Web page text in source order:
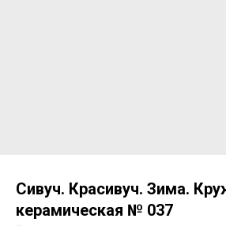
Сивуч. Красивуч. Зима.
керамическая № 037